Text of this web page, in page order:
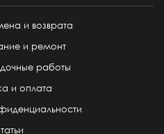
и возврата
и ремонт
работы
и оплата